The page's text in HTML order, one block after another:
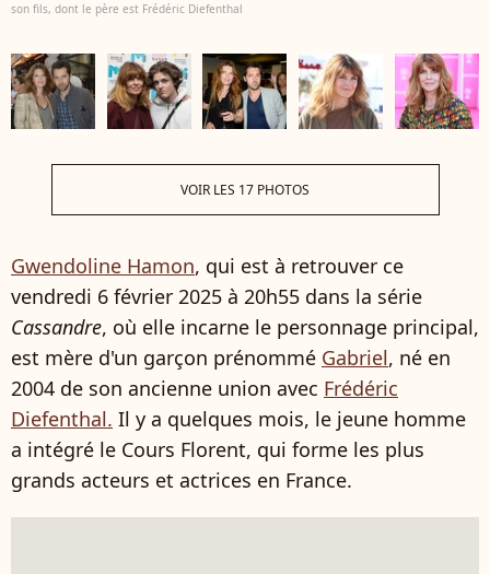
son fils, dont le père est Frédéric Diefenthal
VOIR LES 17 PHOTOS
Gwendoline Hamon, qui est à retrouver ce
vendredi 6 février 2025 à 20h55 dans la série
Cassandre, où elle incarne le personnage principal,
est mère d'un garçon prénommé Gabriel, né en
2004 de son ancienne union avec Frédéric
Diefenthal. Il y a quelques mois, le jeune homme
a intégré le Cours Florent, qui forme les plus
grands acteurs et actrices en France.